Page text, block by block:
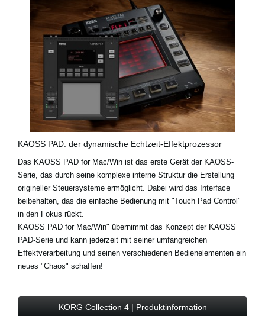
KAOSS PAD: der dynamische Echtzeit-Effektprozessor
Das KAOSS PAD for Mac/Win ist das erste Gerät der KAOSS-
Serie, das durch seine komplexe interne Struktur die Erstellung
origineller Steuersysteme ermöglicht. Dabei wird das Interface
beibehalten, das die einfache Bedienung mit "Touch Pad Control"
in den Fokus rückt.
KAOSS PAD for Mac/Win" übernimmt das Konzept der KAOSS
PAD-Serie und kann jederzeit mit seiner umfangreichen
Effektverarbeitung und seinen verschiedenen Bedienelementen ein
neues "Chaos" schaffen!
KORG Collection 4 | Produktinformation